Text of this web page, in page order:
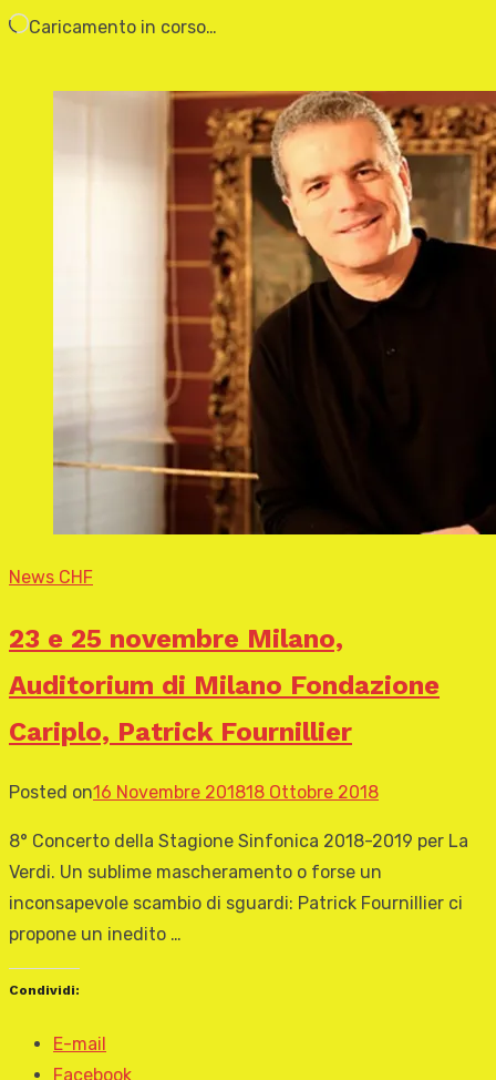
Caricamento in corso…
News CHF
23 e 25 novembre Milano,
Auditorium di Milano Fondazione
Cariplo, Patrick Fournillier
Posted on16 Novembre 201818 Ottobre 2018
8° Concerto della Stagione Sinfonica 2018-2019 per La
Verdi. Un sublime mascheramento o forse un
inconsapevole scambio di sguardi: Patrick Fournillier ci
propone un inedito …
Condividi:
E-mail
Facebook